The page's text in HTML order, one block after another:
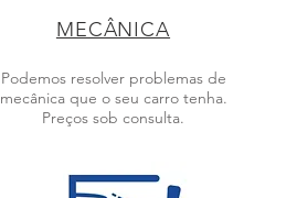
MECÂNICA
Podemos resolver problemas de
mecânica que o seu carro tenha.
Preços sob consulta.